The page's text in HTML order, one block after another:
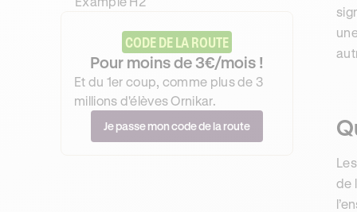
CODE DE LA ROUTE
Pour moins de 3€/mois !
Et du 1er coup, comme plus de 3
millions d'élèves Ornikar.
Je passe mon code de la route
Les
de